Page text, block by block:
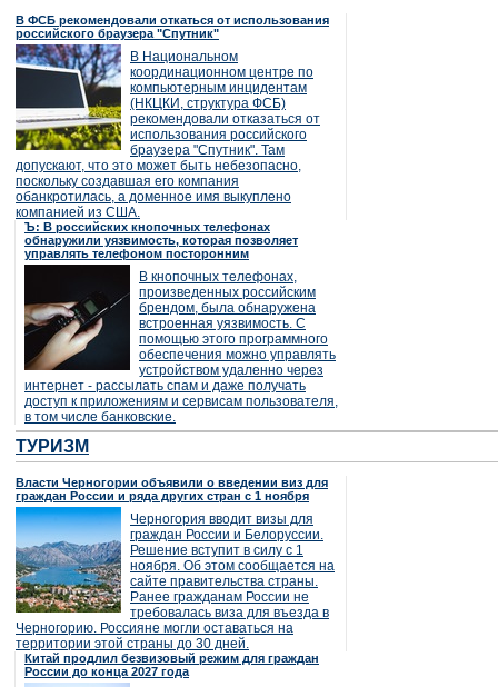
В ФСБ рекомендовали откаться от использования
российского браузера "Спутник"
В Национальном
координационном центре по
компьютерным инцидентам
(НКЦКИ, структура ФСБ)
рекомендовали отказаться от
использования российского
браузера "Спутник". Там
допускают, что это может быть небезопасно,
поскольку создавшая его компания
обанкротилась, а доменное имя выкуплено
компанией из США.
Ъ: В российских кнопочных телефонах
обнаружили уязвимость, которая позволяет
управлять телефоном посторонним
В кнопочных телефонах,
произведенных российским
брендом, была обнаружена
встроенная уязвимость. С
помощью этого программного
обеспечения можно управлять
устройством удаленно через
интернет - рассылать спам и даже получать
доступ к приложениям и сервисам пользователя,
в том числе банковские.
ТУРИЗМ
Власти Черногории объявили о введении виз для
граждан России и ряда других стран с 1 ноября
Черногория вводит визы для
граждан России и Белоруссии.
Решение вступит в силу с 1
ноября. Об этом сообщается на
сайте правительства страны.
Ранее гражданам России не
требовалась виза для въезда в
Черногорию. Россияне могли оставаться на
территории этой страны до 30 дней.
Китай продлил безвизовый режим для граждан
России до конца 2027 года